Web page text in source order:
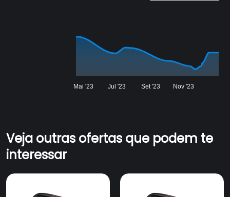
Mai '23 Jul '23 Set '23 Nov '23
Veja outras ofertas que podem te
interessar